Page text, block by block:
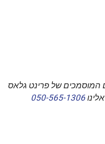
המוסמכים של פרינט גלאס
050-565-1306